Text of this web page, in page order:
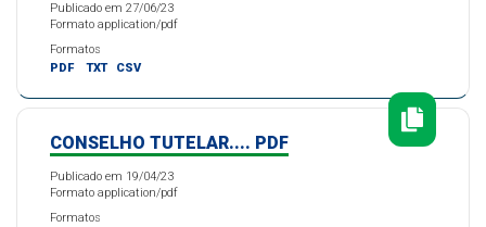
Publicado em 27/06/23
Formato application/pdf
Formatos
PDF
TXT CSV
CONSELHO TUTELAR.... PDF
Publicado em 19/04/23
Formato application/pdf
Formatos